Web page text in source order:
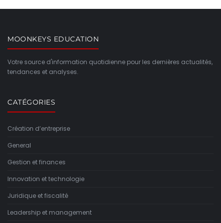
MOONKEYS EDUCATION
Votre source d'information quotidienne pour les dernières actualités,
tendances et analyses.
CATÉGORIES
Création d’entreprise
General
Gestion et finances
Innovation et technologie
Juridique et fiscalité
Leadership et management